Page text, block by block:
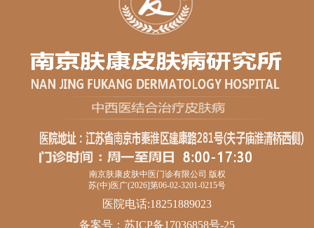
南京肤康皮肤中医门诊有限公司 版权
苏(中)医广(2026]第06-02-3201-0215号
医院电话:18251889023
备案号： 苏ICP备17036858号-25